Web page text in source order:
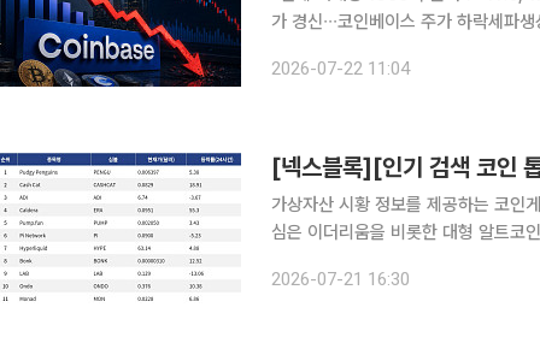
가 경신∙∙∙코인베이스 주가 하락세
상자산 시장은 투심 약화로 얼어붙은
2026-07-22 11:04
가상자산 시황 정보를 제공하는 코
심은 이더리움을 비롯한 대형 알트코
비교적 시가총액이 큰 종목들이 함께
2026-07-21 16:30